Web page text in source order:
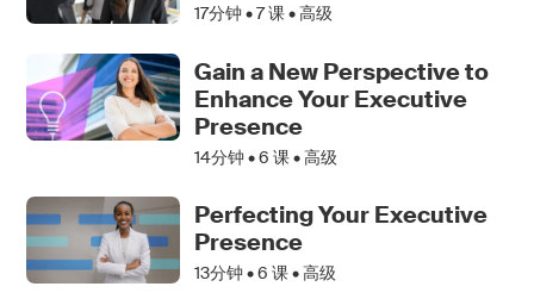
17分钟 •7课 • 高级
Gain a New Perspective to
Enhance Your Executive
Presence
14分钟 •6 课 • 高级
Perfecting Your Executive
Presence
13分钟 •6 课 • 高级